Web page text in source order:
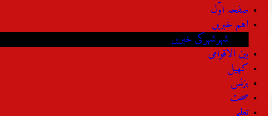
صفحہ اوّل
اہم خبریں
شہرشہرکی خبریں
بین الاقوامی
کھیل
بزنس
صحت